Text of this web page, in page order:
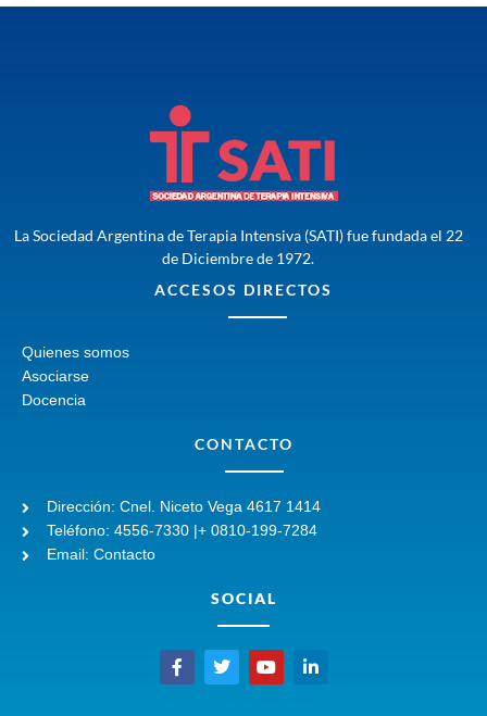
La Sociedad Argentina de Terapia Intensiva (SATI) fue fundada el 22
de Diciembre de 1972.
ACCESOS DIRECTOS
Quienes somos
Asociarse
Docencia
CONTACTO
Dirección: Cnel. Niceto Vega 4617 1414
Teléfono: 4556-7330 |+ 0810-199-7284
Email: Contacto
SOCIAL
F
a
T
w
Y
o
L